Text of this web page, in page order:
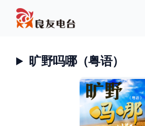
旷野吗哪（粤语）